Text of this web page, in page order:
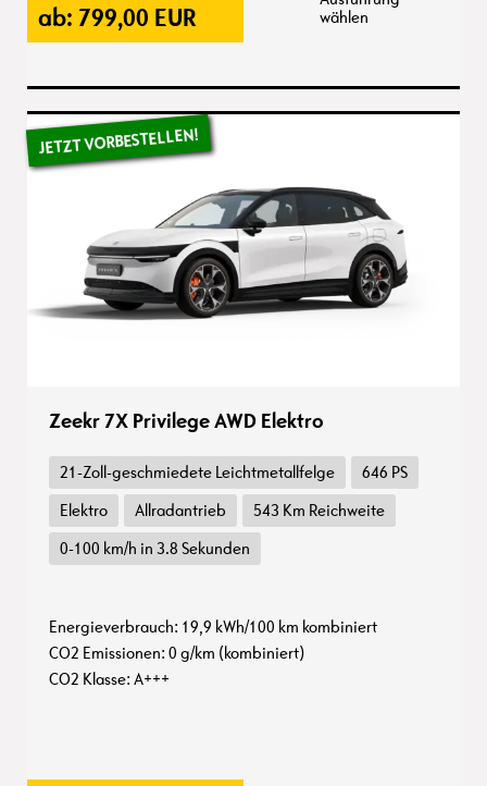
ab: 799,00 EUR
wählen
Zeekr 7X Privilege AWD Elektro
21-Zoll-geschmiedete Leichtmetallfelge
646 PS
Elektro
Allradantrieb
543 Km Reichweite
0-100 km/h in 3.8 Sekunden
Energieverbrauch: 19,9 kWh/100 km kombiniert
CO2 Emissionen: 0 g/km (kombiniert)
CO2 Klasse: A+++